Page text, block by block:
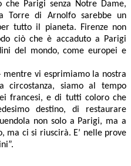
che Parigi senza Notre Dame,
Torre di Arnolfo sarebbe un
tutto il pianeta. Firenze non
ciò che è accaduto a Parigi
del mondo, come europei e
vi esprimiamo la nostra
circostanza, siamo al tempo
francesi, e di tutti coloro che
destino, di restaurare
non solo a Parigi, ma a
ma ci si riuscirà. E’ nelle prove